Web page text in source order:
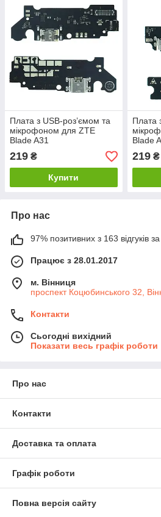
Плата з USB-роз’ємом та
мікрофоном для ZTE
Blade A31
219 ₴
Купити
Плата
Blade
219₴
Про нас
97% позитивних з 163 відгуків за
Працює з 28.01.2017
м. Вінниця
проспект Коцюбинського 32,
Контакти
Сьогодні вихідний
Показати весь графік роботи
Про нас
Контакти
Доставка та оплата
Графік роботи
Повна версія сайту